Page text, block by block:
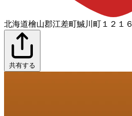
北海道檜山郡江差町鰔川町１２１６
共有する